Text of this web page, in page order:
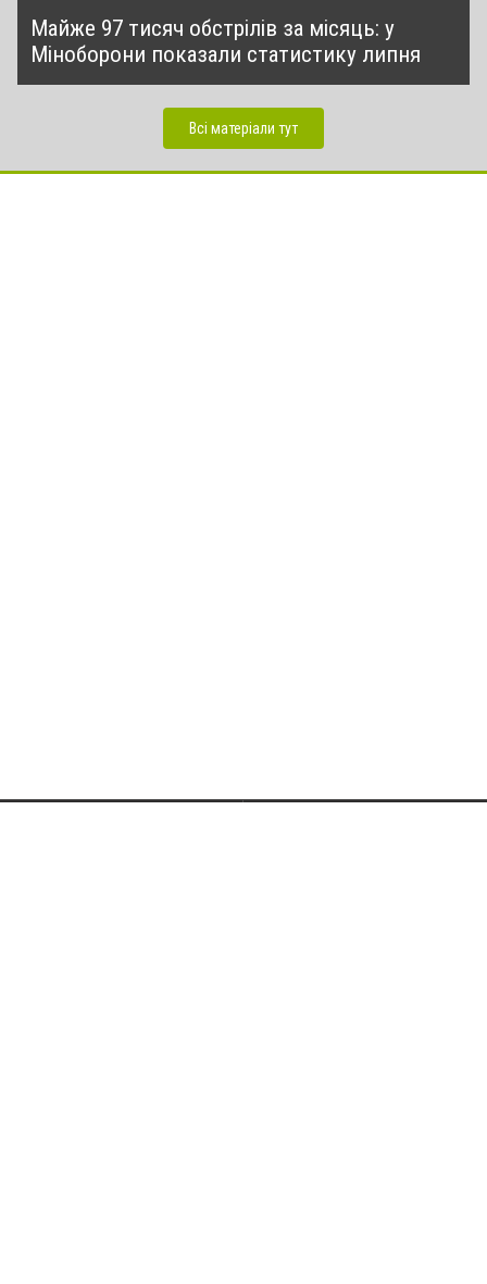
Майже 97 тисяч обстрілів за місяць: у
Міноборони показали статистику липня
Всі матеріали тут